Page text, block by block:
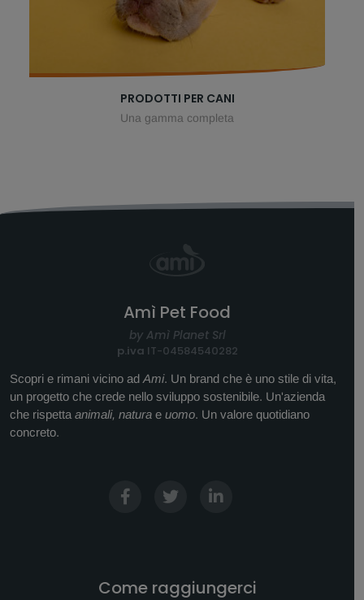
PRODOTTI PER CANI
Una gamma completa
Amì Pet Food
by Amì Planet Srl
p.iva IT-04584540282
Scopri e rimani vicino ad Ami. Un brand che è uno stile di vita,
un progetto che crede nello sviluppo sostenibile. Un'azienda
che rispetta animali, natura e uomo. Un valore quotidiano
concreto.
Come raggiungerci